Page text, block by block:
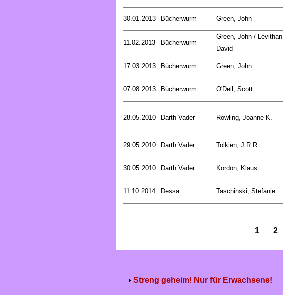
30.01.2013 Bücherwurm Green, John
11.02.2013 Bücherwurm
Green, John / Levithan,
David
17.03.2013 Bücherwurm Green, John
07.08.2013 Bücherwurm O'Dell, Scott
28.05.2010 Darth Vader Rowling, Joanne K.
29.05.2010 Darth Vader Tolkien, J.R.R.
30.05.2010 Darth Vader Kordon, Klaus
11.10.2014 Dessa Taschinski, Stefanie
1 2
Streng geheim! Nur für Erwachsene!